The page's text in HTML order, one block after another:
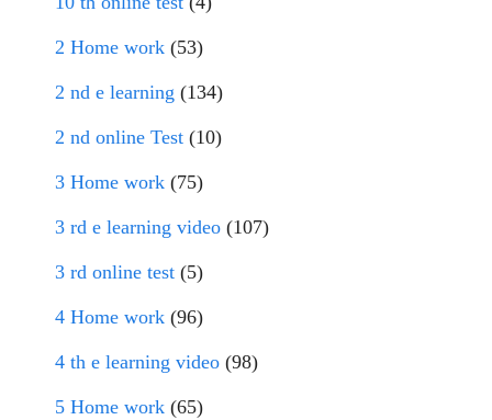
2 Home work (53)
2 nd e learning (134)
2 nd online Test (10)
3 Home work (75)
3 rd e learning video (107)
3 rd online test (5)
4 Home work (96)
4 th e learning video (98)
5 Home work (65)